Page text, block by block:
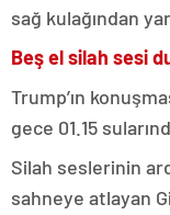
sağ kulağından
Beş el silah sesi
Trump’ın
gece 01.15
Silah seslerinin
sahneye atlayan